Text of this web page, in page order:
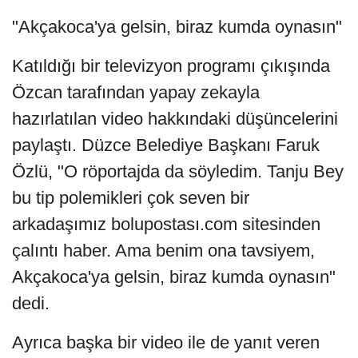
"Akçakoca'ya gelsin, biraz kumda oynasın"
Katıldığı bir televizyon programı çıkışında
Özcan tarafından yapay zekayla
hazırlatılan video hakkındaki düşüncelerini
paylaştı. Düzce Belediye Başkanı Faruk
Özlü, "O röportajda da söyledim. Tanju Bey
bu tip polemikleri çok seven bir
arkadaşımız bolupostası.com sitesinden
çalıntı haber. Ama benim ona tavsiyem,
Akçakoca'ya gelsin, biraz kumda oynasın"
dedi.
Ayrıca başka bir video ile de yanıt veren